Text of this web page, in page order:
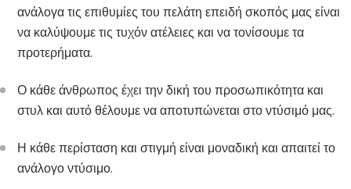
ανάλογα τις επιθυμίες του πελάτη επειδή σκοπός μας είναι
να καλύψουμε τις τυχόν ατέλειες και να τονίσουμε τα
προτερήματα.
Ο κάθε άνθρωπος έχει την δική του προσωπικότητα και
στυλ και αυτό θέλουμε να αποτυπώνεται στο ντύσιμό μας.
Η κάθε περίσταση και στιγμή είναι μοναδική και απαιτεί το
ανάλογο ντύσιμο.